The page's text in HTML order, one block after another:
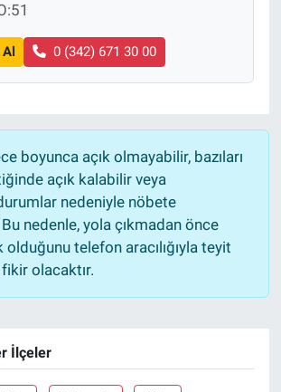
0 (342) 671 30 00
boyunca açık olmayabilir, bazıları
açık kalabilir veya
nedeniyle nöbete
nedenle, yola çıkmadan önce
olduğunu telefon aracılığıyla teyit
olacaktır.
İlçeler